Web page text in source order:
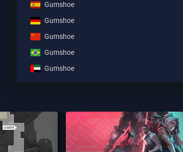
Gumshoe
Gumshoe
Gumshoe
Gumshoe
Gumshoe